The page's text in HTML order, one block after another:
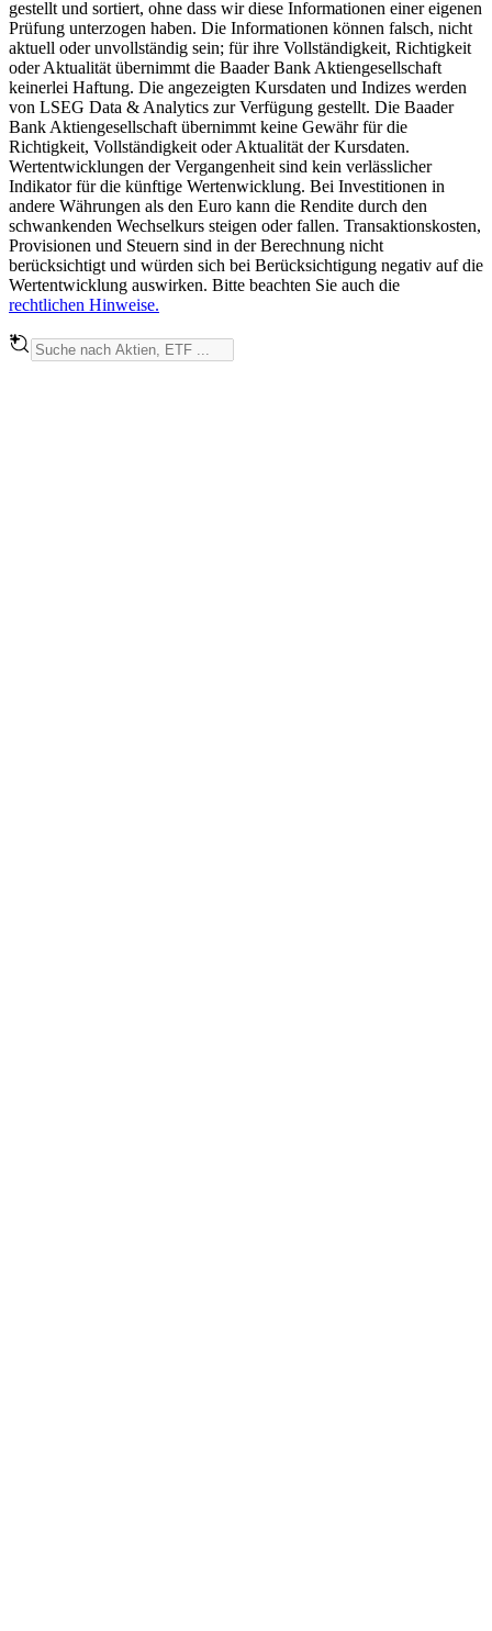
gestellt und sortiert, ohne dass wir diese Informationen einer eigenen
Prüfung unterzogen haben. Die Informationen können falsch, nicht
aktuell oder unvollständig sein; für ihre Vollständigkeit, Richtigkeit
oder Aktualität übernimmt die Baader Bank Aktiengesellschaft
keinerlei Haftung. Die angezeigten Kursdaten und Indizes werden
von LSEG Data & Analytics zur Verfügung gestellt. Die Baader
Bank Aktiengesellschaft übernimmt keine Gewähr für die
Richtigkeit, Vollständigkeit oder Aktualität der Kursdaten.
Wertentwicklungen der Vergangenheit sind kein verlässlicher
Indikator für die künftige Wertenwicklung. Bei Investitionen in
andere Währungen als den Euro kann die Rendite durch den
schwankenden Wechselkurs steigen oder fallen. Transaktionskosten,
Provisionen und Steuern sind in der Berechnung nicht
berücksichtigt und würden sich bei Berücksichtigung negativ auf die
Wertentwicklung auswirken. Bitte beachten Sie auch die
rechtlichen Hinweise.